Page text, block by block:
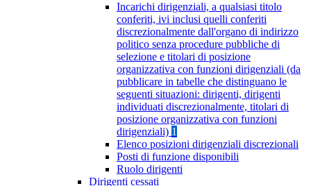
Incarichi dirigenziali, a qualsiasi titolo
conferiti, ivi inclusi quelli conferiti
discrezionalmente dall'organo di indirizzo
politico senza procedure pubbliche di
selezione e titolari di posizione
organizzativa con funzioni dirigenziali (da
pubblicare in tabelle che distinguano le
seguenti situazioni: dirigenti, dirigenti
individuati discrezionalmente, titolari di
posizione organizzativa con funzioni
dirigenziali) 1
Elenco posizioni dirigenziali discrezionali
Posti di funzione disponibili
Ruolo dirigenti
Dirigenti cessati